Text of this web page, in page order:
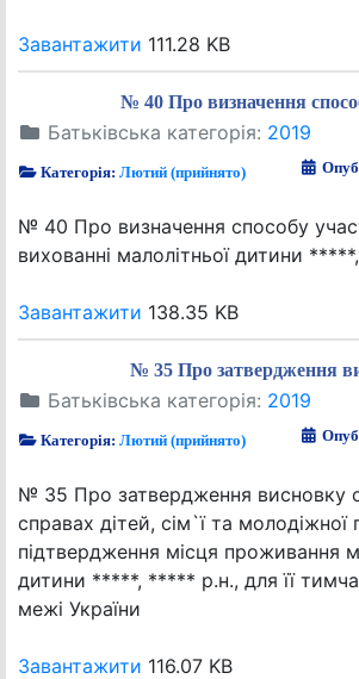
Завантажити 111.28 KB
№ 40 Про визначення
Батьківська категорія: 2019
Категорія:Лютий (прийнято)
№ 40 Про визначення способу
вихованні малолітньої дитини
Завантажити 138.35 KB
№ 35 Про затвердження
Батьківська категорія: 2019
Категорія:Лютий (прийнято)
№ 35 Про затвердження висновку
справах дітей, сім`ї та молодіжної
підтвердження місця проживання
дитини *****, ***** р.н., для її
межі України
Завантажити 116.07 KB